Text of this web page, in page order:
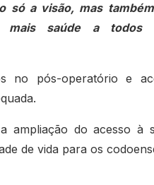
só a visão, mas
mais saúde a
no pós-operatório e
ampliação do acesso à
de vida para os